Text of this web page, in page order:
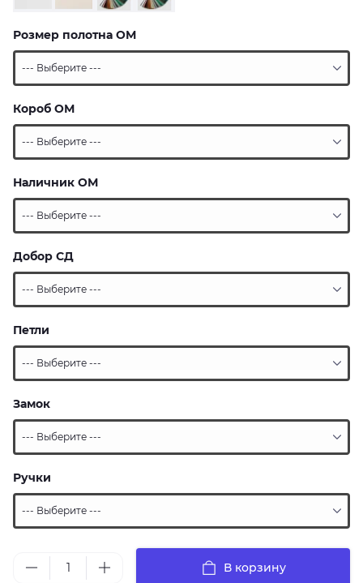
Розмер полотна ОМ
Короб ОМ
Наличник ОМ
Добор СД
Петли
Замок
Ручки
В корзину